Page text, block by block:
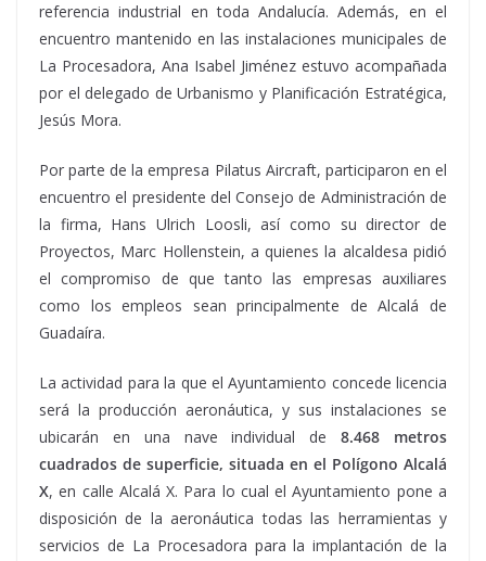
referencia industrial en toda Andalucía. Además, en el
encuentro mantenido en las instalaciones municipales de
La Procesadora, Ana Isabel Jiménez estuvo acompañada
por el delegado de Urbanismo y Planificación Estratégica,
Jesús Mora.
Por parte de la empresa Pilatus Aircraft, participaron en el
encuentro el presidente del Consejo de Administración de
la firma, Hans Ulrich Loosli, así como su director de
Proyectos, Marc Hollenstein, a quienes la alcaldesa pidió
el compromiso de que tanto las empresas auxiliares
como los empleos sean principalmente de Alcalá de
Guadaíra.
La actividad para la que el Ayuntamiento concede licencia
será la producción aeronáutica, y sus instalaciones se
ubicarán en una nave individual de8.468 metros
cuadrados de superficie, situada en el Polígono Alcalá
X, en calle Alcalá X. Para lo cual el Ayuntamiento pone a
disposición de la aeronáutica todas las herramientas y
servicios de La Procesadora para la implantación de la